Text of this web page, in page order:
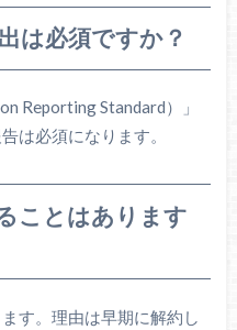
は必須ですか？
Reporting Standard）」
は必須になります。
ことはあります
す。理由は早期に解約し